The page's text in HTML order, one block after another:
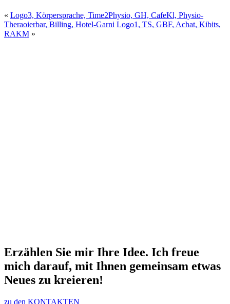
« Logo3, Körpersprache, Time2Physio, GH, CafeKl, Physio-
Theraoierbar, Billing, Hotel-Garni Logo1, TS, GBF, Achat, Kibits,
RAKM »
Erzählen Sie mir Ihre Idee. Ich freue
mich darauf, mit Ihnen gemeinsam etwas
Neues zu kreieren!
zu den KONTAKTEN